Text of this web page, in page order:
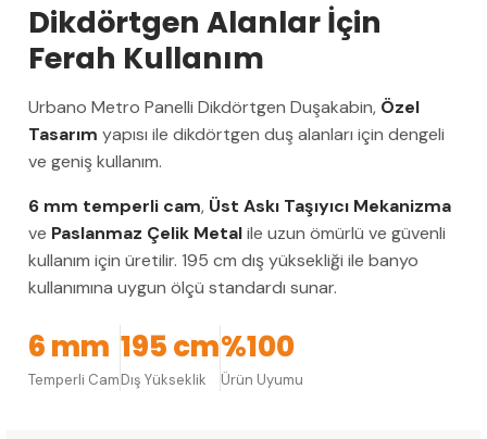
Dikdörtgen Alanlar İçin
Ferah Kullanım
Urbano Metro Panelli Dikdörtgen Duşakabin, Özel
Tasarım yapısı ile dikdörtgen duş alanları için dengeli
ve geniş kullanım.
6 mm temperli cam, Üst Askı Taşıyıcı Mekanizma
ve Paslanmaz Çelik Metalile uzun ömürlü ve güvenli
kullanım için üretilir. 195 cm dış yüksekliği ile banyo
kullanımına uygun ölçü standardı sunar.
6 mm
Temperli Cam
195 cm
Dış Yükseklik
%100
Ürün Uyumu